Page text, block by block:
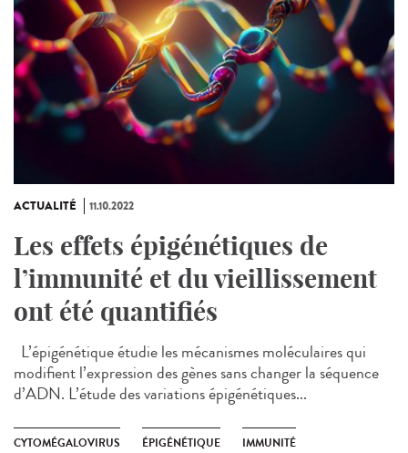
ACTUALITÉ 11.10.2022
Les effets épigénétiques de
l’immunité et du vieillissement
ont été quantifiés
L’épigénétique étudie les mécanismes moléculaires qui
modifient l’expression des gènes sans changer la séquence
d’ADN. L’étude des variations épigénétiques...
CYTOMÉGALOVIRUS ÉPIGÉNÉTIQUE IMMUNITÉ